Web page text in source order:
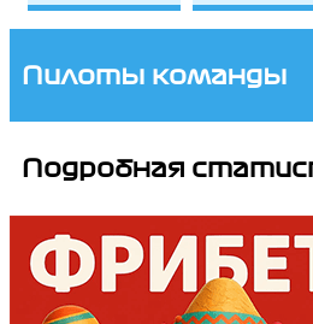
Пилоты команды
Подробная